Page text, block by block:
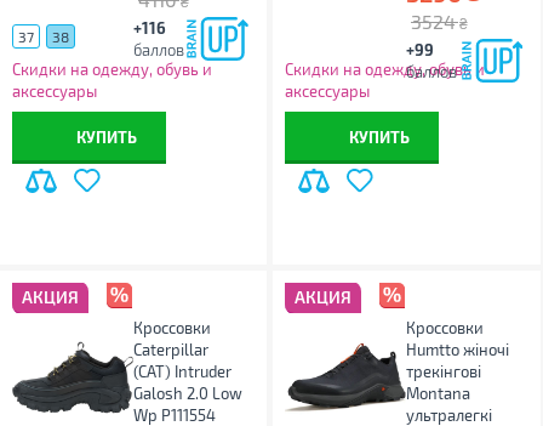
+116
баллов
37 38
Скидки на одежду, обувь и
аксессуары
КУПИТЬ
3524 ₴
+99
баллов
Скидки на одежду, обувь и
аксессуары
КУПИТЬ
АКЦИЯ
Кроссовки
Caterpillar
(CAT) Intruder
Galosh 2.0 Low
Wp P111554
АКЦИЯ
Кроссовки
Humtto жіночі
трекінгові
Montana
ультралегкі